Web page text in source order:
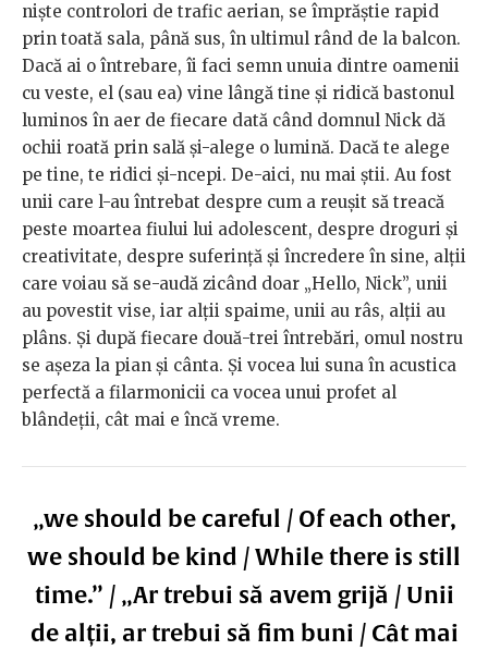
niște controlori de trafic aerian, se împrăștie rapid
prin toată sala, până sus, în ultimul rând de la balcon.
Dacă ai o întrebare, îi faci semn unuia dintre oamenii
cu veste, el (sau ea) vine lângă tine și ridică bastonul
luminos în aer de fiecare dată când domnul Nick dă
ochii roată prin sală și-alege o lumină. Dacă te alege
pe tine, te ridici și-ncepi. De-aici, nu mai știi. Au fost
unii care l-au întrebat despre cum a reușit să treacă
peste moartea fiului lui adolescent, despre droguri și
creativitate, despre suferință și încredere în sine, alții
care voiau să se-audă zicând doar „Hello, Nick”, unii
au povestit vise, iar alții spaime, unii au râs, alții au
plâns. Și după fiecare două-trei întrebări, omul nostru
se așeza la pian și cânta. Și vocea lui suna în acustica
perfectă a filarmonicii ca vocea unui profet al
blândeții, cât mai e încă vreme.
„we should be careful / Of each other,
we should be kind / While there is still
time.” / „Ar trebui să avem grijă / Unii
de alții, ar trebui să fim buni / Cât mai